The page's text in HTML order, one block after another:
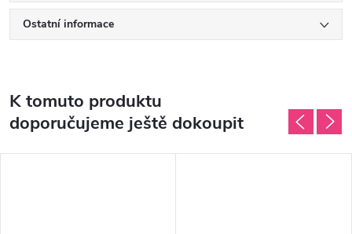
Ostatní informace
K tomuto produktu
doporučujeme ještě dokoupit